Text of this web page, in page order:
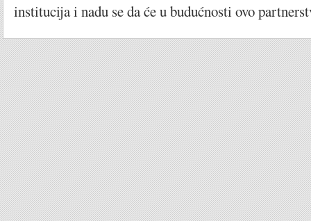
institucija i nadu se da će u budućnosti ovo